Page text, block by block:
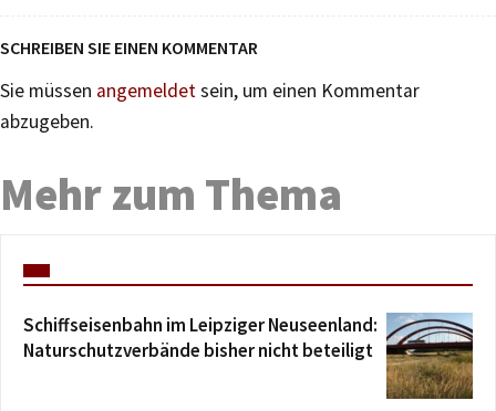
SCHREIBEN SIE EINEN KOMMENTAR
Sie müssen angemeldetsein, um einen Kommentar
abzugeben.
Mehr zum Thema
Schiffseisenbahn im Leipziger Neuseenland:
Naturschutzverbände bisher nicht beteiligt